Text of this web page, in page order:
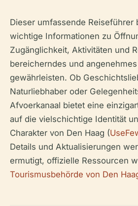
Dieser umfassende Reiseführer
wichtige Informationen zu
Zugänglichkeit, Aktivitäten und
bereicherndes und
gewährleisten. Ob
Naturliebhaber oder
Afvoerkanaal bietet eine
auf die vielschichtige Identität
Charakter von Den Haag (
Details und Aktualisierungen
ermutigt, offizielle Ressourcen
Tourismusbehörde von Den